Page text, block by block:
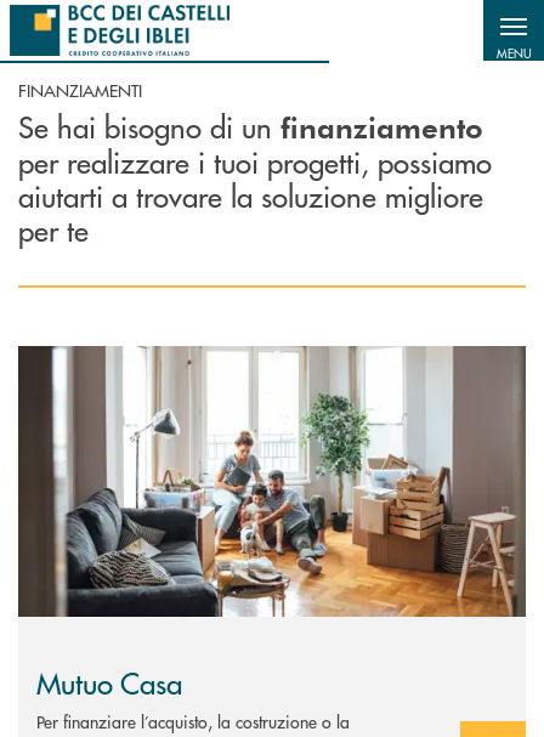
Salta al contenuto principale
MENU
FINANZIAMENTI
Se hai bisogno di un finanziamento
per realizzare i tuoi progetti, possiamo
aiutarti a trovare la soluzione migliore
per te
Scopri di più Mutuo Casa
Mutuo Casa
Per finanziare l’acquisto, la costruzione o la